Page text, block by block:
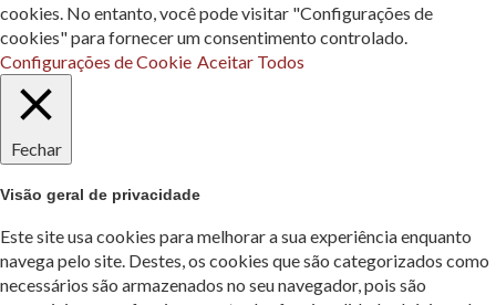
cookies. No entanto, você pode visitar "Configurações de
cookies" para fornecer um consentimento controlado.
Configurações de Cookie Aceitar Todos
Fechar
Visão geral de privacidade
Este site usa cookies para melhorar a sua experiência enquanto
navega pelo site. Destes, os cookies que são categorizados como
necessários são armazenados no seu navegador, pois são